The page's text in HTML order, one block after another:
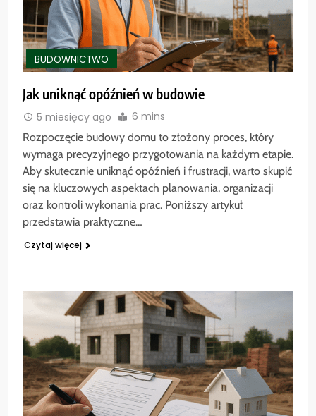
BUDOWNICTWO
Jak uniknąć opóźnień w budowie
5 miesięcy ago 6 mins
Rozpoczęcie budowy domu to złożony proces, który
wymaga precyzyjnego przygotowania na każdym etapie.
Aby skutecznie uniknąć opóźnień i frustracji, warto skupić
się na kluczowych aspektach planowania, organizacji
oraz kontroli wykonania prac. Poniższy artykuł
przedstawia praktyczne…
Czytaj więcej